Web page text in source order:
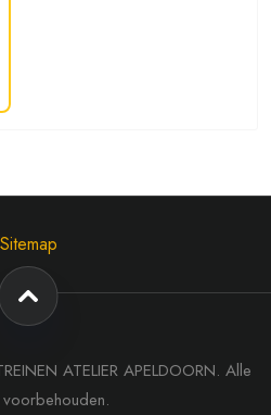
Sitemap
ATELIER APELDOORN. Alle